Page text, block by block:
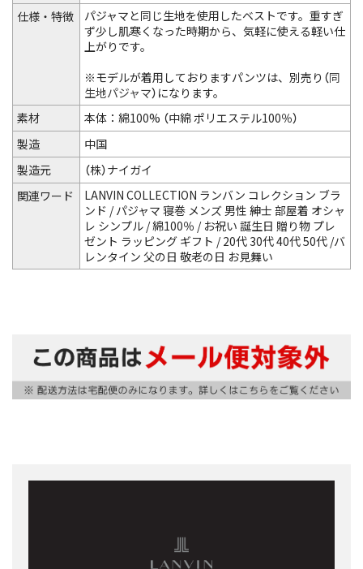
仕様・特徴
パジャマと同じ生地を使用したベストです。重すぎ
ず少し肌寒くなった時期から、気軽に使える軽い仕
上がりです。
※モデルが着用しておりますパンツは、別売り（同
生地パジャマ）になります。
素材
本体：綿100% （中綿 ポリエステル100％）
製造
中国
製造元
（株）ナイガイ
関連ワード
LANVIN COLLECTION ランバン コレクション ブラ
ンド / パジャマ 寝巻 メンズ 男性 紳士 部屋着 オシャ
レ シンプル / 綿100％ / お祝い 誕生日 贈り物 プレ
ゼント ラッピング ギフト / 20代 30代 40代 50代 /バ
レンタイン 父の日 敬老の日 お見舞い